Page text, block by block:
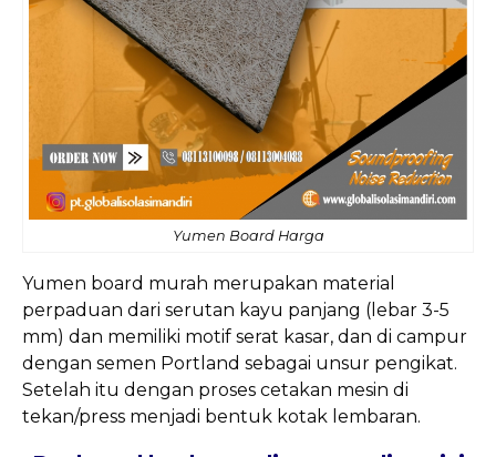
Yumen Board Harga
Yumen board murah merupakan material
perpaduan dari serutan kayu panjang (lebar 3-5
mm) dan memiliki motif serat kasar, dan di campur
dengan semen Portland sebagai unsur pengikat.
Setelah itu dengan proses cetakan mesin di
tekan/press menjadi bentuk kotak lembaran.